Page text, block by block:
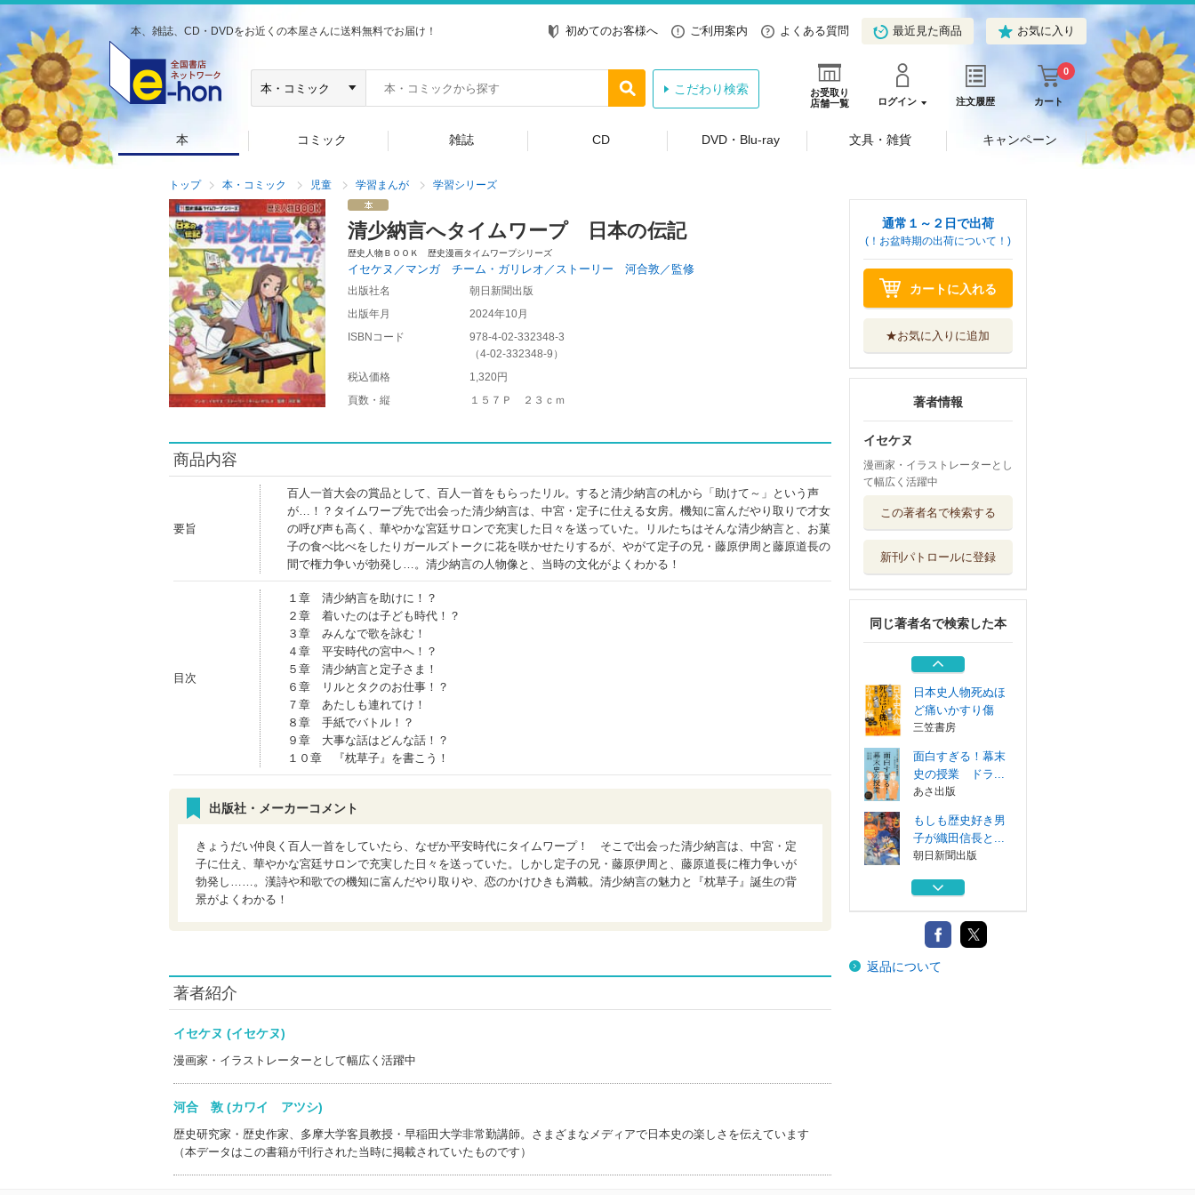
本、雑誌、CD・DVDをお近くの本屋さんに送料無料でお届け！ 初めてのお客様へ ご利用案内 よくある質問 最近見た商品 お気に入り
お受取り
店舗一覧
ログイン 注文履歴 カート
0
こだわり検索
本 コミック 雑誌 CD DVD・Blu-ray 文具・雑貨 キャンペーン
トップ 本・コミック 児童 学習まんが 学習シリーズ
清少納言へタイムワープ 日本の伝記
歴史人物ＢＯＯＫ 歴史漫画タイムワープシリーズ
イセケヌ／マンガ チーム・ガリレオ／ストーリー 河合敦／監修
出版社名
朝日新聞出版
出版年月
2024年10月
ISBNコード
978-4-02-332348-3
（4-02-332348-9 ）
税込価格
1,320円
頁数・縦
１５７Ｐ ２３ｃｍ
商品内容
要旨
百人一首大会の賞品として、百人一首をもらったリル。すると清少納言の札から「助けて～」という声
が…！？タイムワープ先で出会った清少納言は、中宮・定子に仕える女房。機知に富んだやり取りで才女
の呼び声も高く、華やかな宮廷サロンで充実した日々を送っていた。リルたちはそんな清少納言と、お菓
子の食べ比べをしたりガールズトークに花を咲かせたりするが、やがて定子の兄・藤原伊周と藤原道長の
間で権力争いが勃発し…。清少納言の人物像と、当時の文化がよくわかる！
目次
１章 清少納言を助けに！？
２章 着いたのは子ども時代！？
３章 みんなで歌を詠む！
４章 平安時代の宮中へ！？
５章 清少納言と定子さま！
６章 リルとタクのお仕事！？
７章 あたしも連れてけ！
８章 手紙でバトル！？
９章 大事な話はどんな話！？
１０章 『枕草子』を書こう！
出版社・メーカーコメント
きょうだい仲良く百人一首をしていたら、なぜか平安時代にタイムワープ！ そこで出会った清少納言は、中宮・定
子に仕え、華やかな宮廷サロンで充実した日々を送っていた。しかし定子の兄・藤原伊周と、藤原道長に権力争いが
勃発し……。漢詩や和歌での機知に富んだやり取りや、恋のかけひきも満載。清少納言の魅力と『枕草子』誕生の背
景がよくわかる！
著者紹介
イセケヌ (イセケヌ)
漫画家・イラストレーターとして幅広く活躍中
河合 敦 (カワイ アツシ)
歴史研究家・歴史作家、多摩大学客員教授・早稲田大学非常勤講師。さまざまなメディアで日本史の楽しさを伝えています
（本データはこの書籍が刊行された当時に掲載されていたものです）
通常１～２日で出荷
(！お盆時期の出荷について！)
カートに入れる
★お気に入りに追加
著者情報
イセケヌ
漫画家・イラストレーターとし
て幅広く活躍中
この著者名で検索する
新刊パトロールに登録
同じ著者名で検索した本
子が織田信長と...
世界史と絡み合う
青春出版社
日本史年号ゴロ合
わせへタイムワ...
朝日新聞出版
日本史人物死ぬほ
ど痛いかすり傷
三笠書房
面白すぎる！幕末
史の授業 ドラ...
あさ出版
もしも歴史好き男
子が織田信長と...
朝日新聞出版
世界史と絡み合う
青春出版社
日本史年号ゴロ合
わせへタイムワ...
返品について